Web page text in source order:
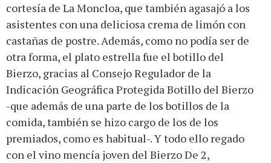
cortesía de La Moncloa, que también agasajó a los
asistentes con una deliciosa crema de limón con
castañas de postre. Además, como no podía ser de
otra forma, el plato estrella fue el botillo del
Bierzo, gracias al Consejo Regulador de la
Indicación Geográfica Protegida Botillo del Bierzo
-que además de una parte de los botillos de la
comida, también se hizo cargo de los de los
premiados, como es habitual-. Y todo ello regado
con el vino mencía joven del Bierzo De 2,